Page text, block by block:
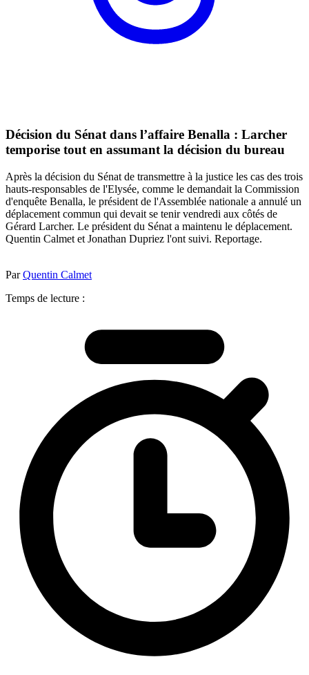
Décision du Sénat dans l’affaire Benalla : Larcher
temporise tout en assumant la décision du bureau
Après la décision du Sénat de transmettre à la justice les cas des trois
hauts-responsables de l'Elysée, comme le demandait la Commission
d'enquête Benalla, le président de l'Assemblée nationale a annulé un
déplacement commun qui devait se tenir vendredi aux côtés de
Gérard Larcher. Le président du Sénat a maintenu le déplacement.
Quentin Calmet et Jonathan Dupriez l'ont suivi. Reportage.
ParQuentin Calmet
Temps de lecture :